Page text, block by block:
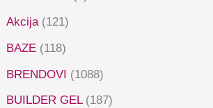
Akcija (121)
BAZE (118)
BRENDOVI (1088)
BUILDER GEL (187)